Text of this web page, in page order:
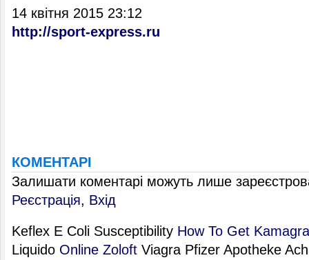
14 квітня 2015 23:12
http://sport-express.ru
КОМЕНТАРІ
Залишати коментарі можуть лише
Реєстрація, Вхід
Keflex E Coli Susceptibility How To Get Kamagra
Liquido Online Zoloft Viagra Pfizer Apotheke